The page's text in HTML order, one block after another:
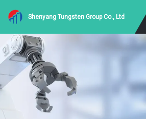
Shenyang Tungsten Group Co., Ltd